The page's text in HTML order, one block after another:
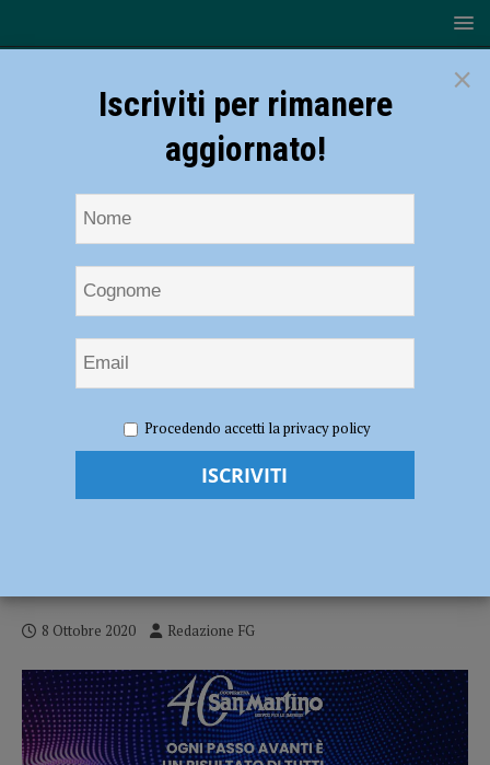
cocaina camuffate da caramelle, maxi operazione dei carabinieri e
cinque arresti
Dosi di cocaina camuffate da caramelle,
8 Ottobre 2020 Redazione FG
×
Iscriviti per rimanere
aggiornato!
Procedendo accetti la privacy policy